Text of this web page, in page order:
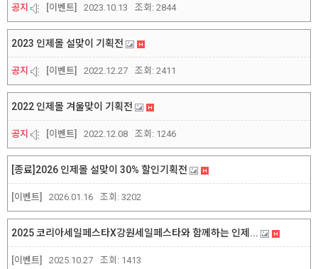
공지 [이벤트] 2023.10.13 조회: 2844
공지 [이벤트]
2023 인제몰 설맞이 기획전
2022.12.27 조회: 2411
공지 [이벤트]
2022 인제몰 겨울맞이 기획전
2022.12.08 조회: 1246
[이벤트]
[종료]2026 인제몰 설맞이 30% 할인기획전
2026.01.16 조회: 3202
[이벤트]
2025 코리아세일페스타X강원세일페스타와 함께하는 인제...
2025.10.27 조회: 1413